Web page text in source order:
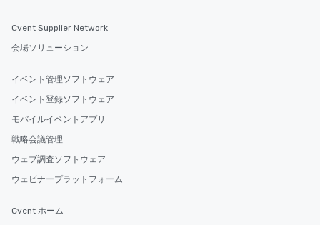
Cvent Supplier Network
会場ソリューション
イベント管理ソフトウェア
イベント登録ソフトウェア
モバイルイベントアプリ
戦略会議管理
ウェブ調査ソフトウェア
ウェビナープラットフォーム
Cvent ホーム